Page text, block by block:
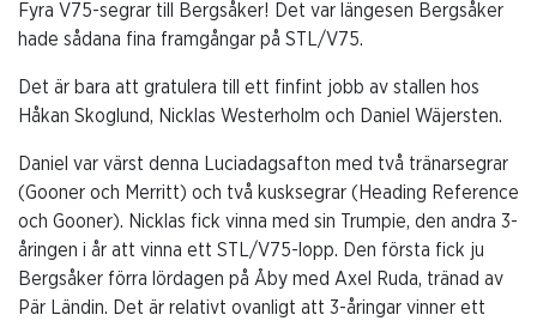
Fyra V75-segrar till Bergsåker! Det var längesen Bergsåker
hade sådana fina framgångar på STL/V75.
Det är bara att gratulera till ett finfint jobb av stallen hos
Håkan Skoglund, Nicklas Westerholm och Daniel Wäjersten.
Daniel var värst denna Luciadagsafton med två tränarsegrar
(Gooner och Merritt) och två kusksegrar (Heading Reference
och Gooner). Nicklas fick vinna med sin Trumpie, den andra 3-
åringen i år att vinna ett STL/V75-lopp. Den första fick ju
Bergsåker förra lördagen på Åby med Axel Ruda, tränad av
Pär Ländin. Det är relativt ovanligt att 3-åringar vinner ett